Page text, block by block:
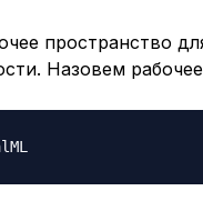
пространство
Назовем